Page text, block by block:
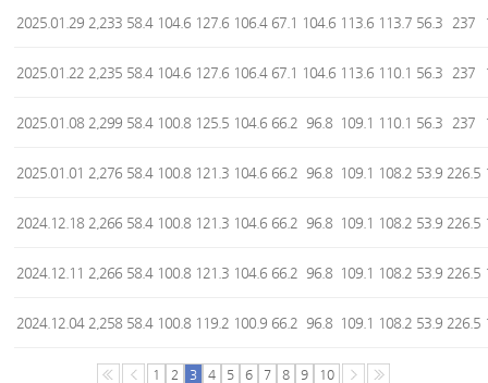
2025.01.29 2,233 58.4 104.6 127.6 106.4 67.1 104.6 113.6 113.7 56.3 237
2025.01.22 2,235 58.4 104.6 127.6 106.4 67.1 104.6 113.6 110.1 56.3 237
2025.01.08 2,299 58.4 100.8 125.5 104.6 66.2 96.8 109.1 110.1 56.3 237
2025.01.01 2,276 58.4 100.8 121.3 104.6 66.2 96.8 109.1 108.2 53.9 226.5
2024.12.18 2,266 58.4 100.8 121.3 104.6 66.2 96.8 109.1 108.2 53.9 226.5
2024.12.11 2,266 58.4 100.8 121.3 104.6 66.2 96.8 109.1 108.2 53.9 226.5
2024.12.04 2,258 58.4 100.8 119.2 100.9 66.2 96.8 109.1 108.2 53.9 226.5
1 2 3 4 5 6 7 8 9 10